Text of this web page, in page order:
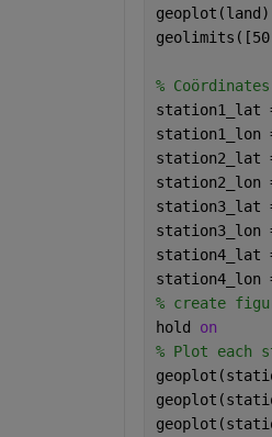
geoplot(land)
%
station1_lat
station1_lon
station2_lat
station2_lon
station3_lat
station3_lon
station4_lat
station4_lon
% create
hold on
% Plot each